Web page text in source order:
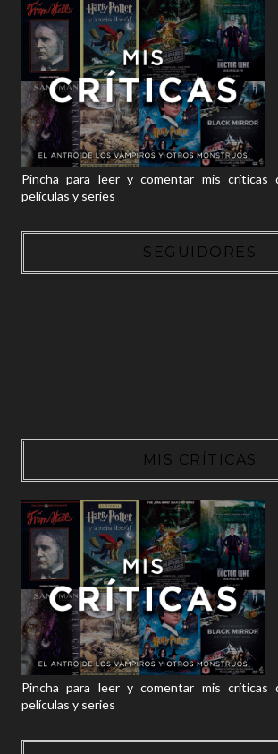
Pincha para leer y comentar mis críticas
películas y series
SEGUIDORES
MIS CRÍTICAS
Pincha para leer y comentar mis críticas
películas y series